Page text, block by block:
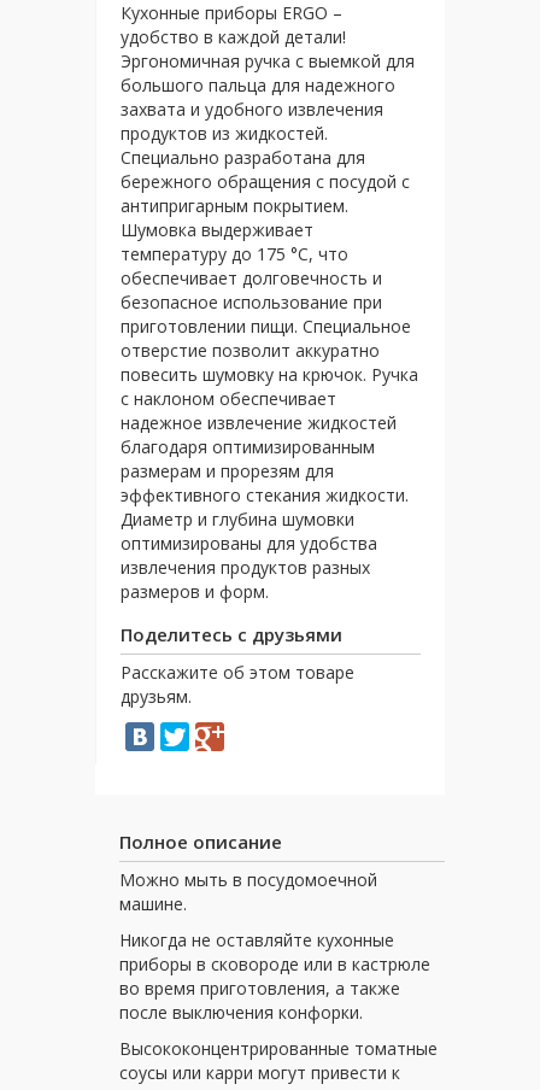
Кухонные приборы ERGO –
удобство в каждой детали!
Эргономичная ручка с выемкой для
большого пальца для надежного
захвата и удобного извлечения
продуктов из жидкостей.
Специально разработана для
бережного обращения с посудой с
антипригарным покрытием.
Шумовка выдерживает
температуру до 175 °C, что
обеспечивает долговечность и
безопасное использование при
приготовлении пищи. Специальное
отверстие позволит аккуратно
повесить шумовку на крючок. Ручка
с наклоном обеспечивает
надежное извлечение жидкостей
благодаря оптимизированным
размерам и прорезям для
эффективного стекания жидкости.
Диаметр и глубина шумовки
оптимизированы для удобства
извлечения продуктов разных
размеров и форм.
Поделитесь с друзьями
Расскажите об этом товаре
друзьям.
Полное описание
Можно мыть в посудомоечной
машине.
Никогда не оставляйте кухонные
приборы в сковороде или в кастрюле
во время приготовления, а также
после выключения конфорки.
Высококонцентрированные томатные
соусы или карри могут привести к